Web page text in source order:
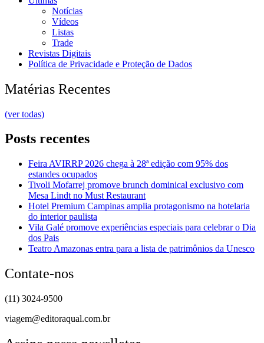
Notícias
Vídeos
Listas
Trade
Revistas Digitais
Política de Privacidade e Proteção de Dados
Matérias Recentes
(ver todas)
Posts recentes
Feira AVIRRP 2026 chega à 28ª edição com 95% dos
estandes ocupados
Tivoli Mofarrej promove brunch dominical exclusivo com
Mesa Lindt no Must Restaurant
Hotel Premium Campinas amplia protagonismo na hotelaria
do interior paulista
Vila Galé promove experiências especiais para celebrar o Dia
dos Pais
Teatro Amazonas entra para a lista de patrimônios da Unesco
Contate-nos
(11) 3024-9500
viagem@editoraqual.com.br